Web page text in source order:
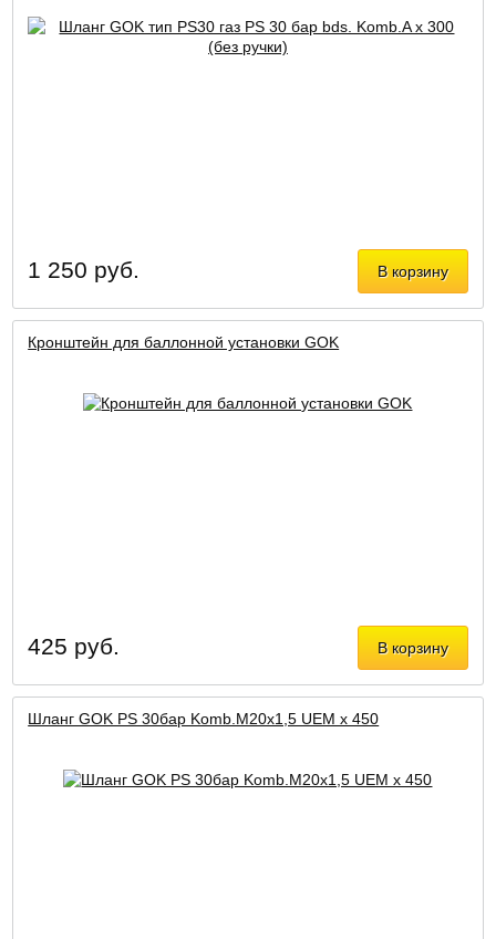
В корзину
1 250 руб.
Кронштейн для баллонной установки GOK
В корзину
425 руб.
Шланг GOK PS 30бар Komb.М20х1,5 UEM x 450